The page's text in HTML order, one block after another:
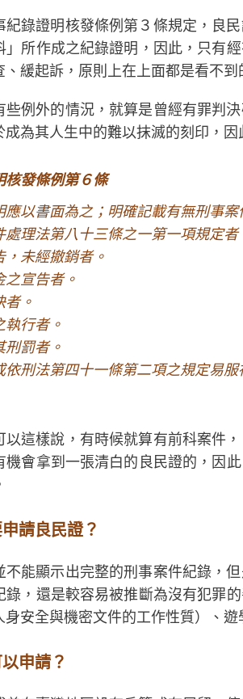
紀錄證明核發條例第３條規定，良
」所作成之紀錄證明，因此，只有
緩起訴，原則上在上面都是看不到
些例外的情況，就算是曾經有罪判
為其人生中的難以抹滅的刻印，
核發條例第６條
應以書面為之；明確記載有無刑事
處理法第八十三條之一第一項規定者
未經撤銷者。
宣告者。
者。
行者。
罰者。
依刑法第四十一條第二項之規定易
以這樣說，有時候就算有前科案件
機會拿到一張清白的良民證的，因
請良民證？
不能顯示出完整的刑事案件紀錄，
錄，還是較容易被推斷為沒有犯罪
身安全與機密文件的工作性質）、
申請？